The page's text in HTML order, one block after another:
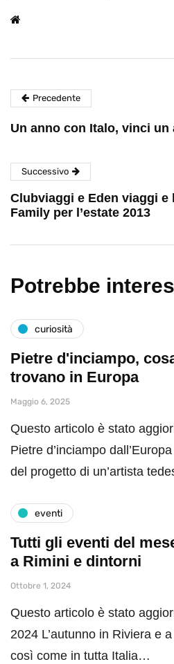
Precedente
Un anno con Italo, vinci un
Successivo
Clubviaggi e Eden viaggi e
Family per l’estate 2013
Potrebbe
curiosità
Pietre d'inciampo,
trovano in Europa
Maggio 6, 2025
Questo articolo è stato
Pietre d’inciampo
del progetto di un’artista
eventi
Tutti gli eventi del
a Rimini e dintorni
Ottobre 1, 2024
Questo articolo è stato
2024 L’autunno in Riviera e
così come in tutta Italia…